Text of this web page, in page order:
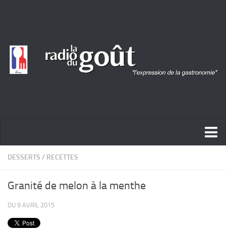
ACTUALITÉ
PRODUITS
DESSERTS / RECETTES
Granité de melon à la menthe
DU 9 AVRIL 2015